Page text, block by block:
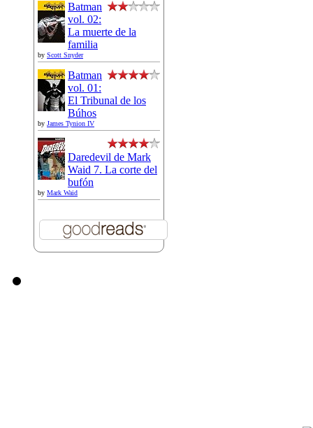
Batman
vol. 02:
La muerte de la
familia
by Scott Snyder
Batman
vol. 01:
El Tribunal de los
Búhos
by James Tynion IV
Daredevil de Mark
Waid 7. La corte del
bufón
by Mark Waid